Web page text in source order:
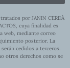
por JANIN CERDÀ
cuya finalidad es
web, mediante correo
posterior. La
cedidos a terceros.
otros derechos como se